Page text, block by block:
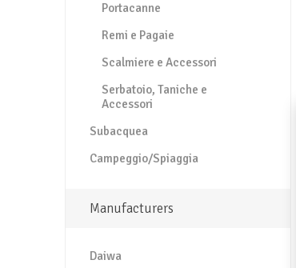
Portacanne
Remi e Pagaie
Scalmiere e Accessori
Serbatoio, Taniche e
Accessori
Subacquea
Campeggio/Spiaggia
Manufacturers
Daiwa